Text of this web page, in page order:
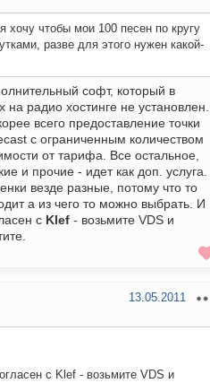
хочу чтобы мои 100 песен по кругу
разве для этого нужен какой-
софт, который в
на радио хостинге не установлен.
всего предоставление точки
с ограниченным количеством
от тарифа. Все остальное,
и прочие - идет как доп. услуга.
везде разные, потому что то
а из чего то можно выбрать. И
с Klef - возьмите VDS и
13.05.2011
с Klef - возьмите VDS и